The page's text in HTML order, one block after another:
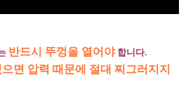
반드시 뚜껑을 열어야합니다.
면 압력 때문에 절대 찌그러지지